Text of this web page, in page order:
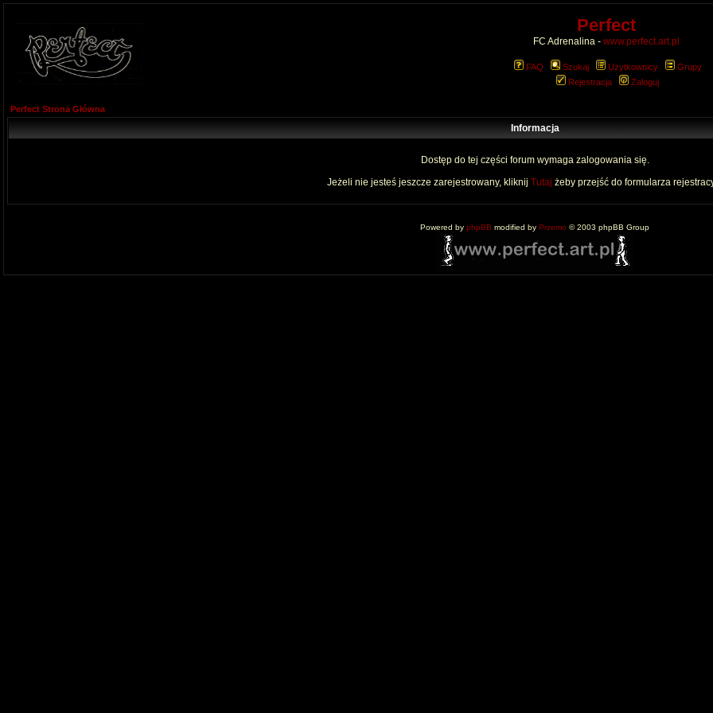
Perfect
FC Adrenalina - www.perfect.art.pl
FAQ Szukaj Użytkownicy
Grupy
Rejestracja
Zaloguj
Perfect Strona Główna
Informacja
Dostęp do tej części forum wymaga zalogowania się.
Jeżeli nie jesteś jeszcze zarejestrowany, kliknij Tutaj żeby przejść do formularza
Powered by phpBB modified by Przemo © 2003 phpBB Group